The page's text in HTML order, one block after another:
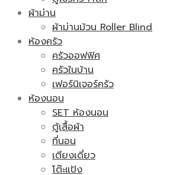
ผ้าม่าน
ผ้าม่านม้วน Roller Blind
ห้องครัว
ครัวออฟฟิศ
ครัวในบ้าน
เฟอร์นิเจอร์ครัว
ห้องนอน
SET ห้องนอน
ตู้เสื้อผ้า
ที่นอน
เตียงเดี่ยว
โต๊ะแป้ง